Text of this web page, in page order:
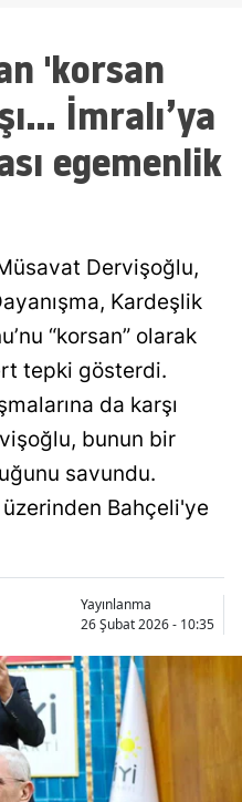
'korsan
İmralı’ya
egemenlik
Dervişoğlu,
Kardeşlik
“korsan” olarak
tepki gösterdi.
da karşı
bunun bir
savundu.
Bahçeli'ye
Yayınlanma
26 Şubat 2026 - 10:35